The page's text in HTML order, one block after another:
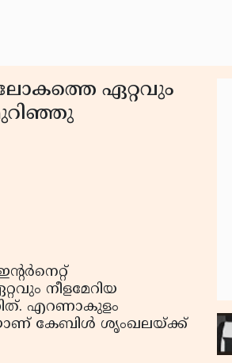
ലോകത്തെ ഏറ്റവും
നീളമേറിയ
എറണാകുളം
കേബിള്‍ ശൃംഖലയ്ക്ക്